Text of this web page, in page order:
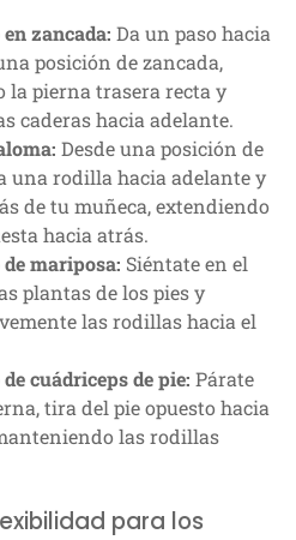
zancada: Da un paso hacia
posición de zancada,
la pierna trasera recta y
caderas hacia adelante.
Desde una posición de
una rodilla hacia adelante y
de tu muñeca, extendiendo
hacia atrás.
mariposa: Siéntate en el
plantas de los pies y
las rodillas hacia el
cuádriceps de pie: Párate
tira del pie opuesto hacia
las rodillas
para los